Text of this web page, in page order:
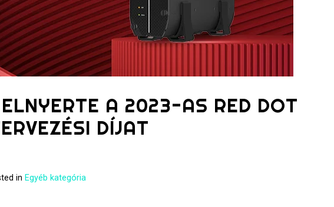
A 2023-AS RED DOT
DÍJAT
in Egyéb kategória